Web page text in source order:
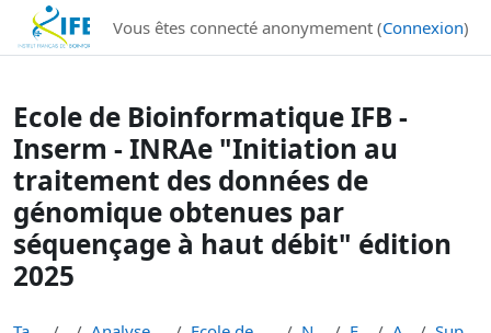
Institut Français de Bioinformatique - Les formations
Passer au contenu principalVous êtes connecté anonymement (Connexion)
Ecole de Bioinformatique IFB -
Inserm - INRAe "Initiation au
traitement des données de
génomique obtenues par
séquençage à haut débit" édition
2025